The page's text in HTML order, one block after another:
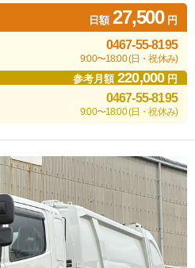
日額27,500円
0467-55-8195
9:00〜18:00 (日・祝休み)
参考月額220,000円
0467-55-8195
9:00〜18:00 (日・祝休み)